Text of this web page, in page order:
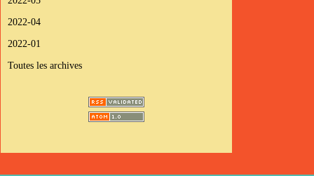
2022-04
2022-01
Toutes les archives